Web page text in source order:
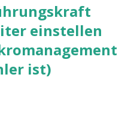
einstellen
ist)